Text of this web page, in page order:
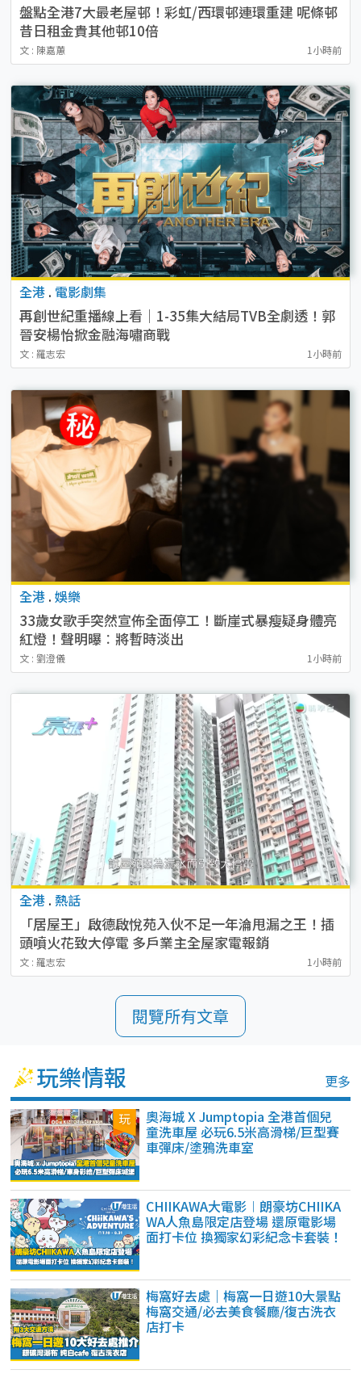
盤點全港7大最老屋邨！彩虹/西環邨連環重建 呢條邨
昔日租金貴其他邨10倍
文 : 陳嘉蕙 1小時前
全港 . 電影劇集
再創世紀重播線上看｜1-35集大結局TVB全劇透！郭
晉安楊怡掀金融海嘯商戰
文 : 羅志宏 1小時前
全港 . 娛樂
33歲女歌手突然宣佈全面停工！斷崖式暴瘦疑身體亮
紅燈！聲明曝︰將暫時淡出
文 : 劉澄儀 1小時前
全港 . 熱話
「居屋王」啟德啟悅苑入伙不足一年淪甩漏之王！插
頭噴火花致大停電 多戶業主全屋家電報銷
文 : 羅志宏 1小時前
閱覽所有文章
玩樂情報
更多
奧海城 X Jumptopia 全港首個兒
童洗車屋 必玩6.5米高滑梯/巨型賽
車彈床/塗鴉洗車室
CHIIKAWA大電影︱朗豪坊CHIIKA
WA人魚島限定店登場 還原電影場
面打卡位 換獨家幻彩紀念卡套裝！
梅窩好去處｜梅窩一日遊10大景點
梅窩交通/必去美食餐廳/復古洗衣
店打卡